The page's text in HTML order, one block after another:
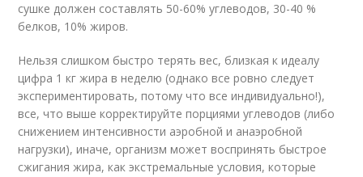
сушке должен составлять 50-60% углеводов, 30-40 %
белков, 10% жиров.
Нельзя слишком быстро терять вес, близкая к идеалу
цифра 1 кг жира в неделю (однако все ровно следует
экспериментировать, потому что все индивидуально!),
все, что выше корректируйте порциями углеводов (либо
снижением интенсивности аэробной и анаэробной
нагрузки), иначе, организм может воспринять быстрое
сжигания жира, как экстремальные условия, которые